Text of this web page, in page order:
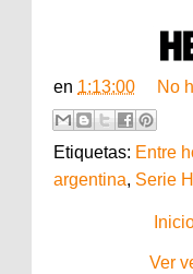
en 1:13:00 No
Etiquetas: Entre
argentina, Serie
Ver